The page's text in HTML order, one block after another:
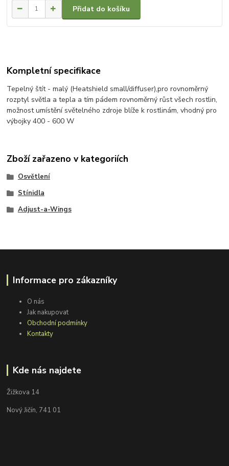
Přidat do košíku
Kompletní specifikace
Tepelný štít - malý (Heatshield small/diffuser),pro rovnoměrný
rozptyl světla a tepla a tím pádem rovnoměrný růst všech rostlin,
možnost umístění světelného zdroje blíže k rostlinám, vhodný pro
výbojky 400 - 600 W
Zboží zařazeno v kategoriích
Osvětlení
Stínidla
Adjust-a-Wings
Informace pro zákazníky
O nás
Jak nakupovat
Obchodní podmínky
Kontakty
Kde nás najdete
Žižkova 14
Nový Jičín, 741 01